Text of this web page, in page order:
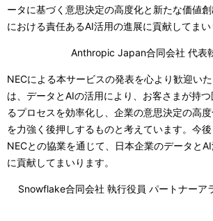
ータに基づく意思決定の高度化と新たな価値
における責任あるAI活用の進展に貢献してまい
Anthropic Japan合同会社 代
NECによる本サービスの発表を心より歓迎い
は、データとAIの活用により、お客さまが持
るプロセスを効率化し、企業の意思決定の高
を力強く後押しするものと考えています。今後
NECとの協業を通じて、日本企業のデータと
に貢献してまいります。
Snowflake合同会社 執行役員 パートナーア